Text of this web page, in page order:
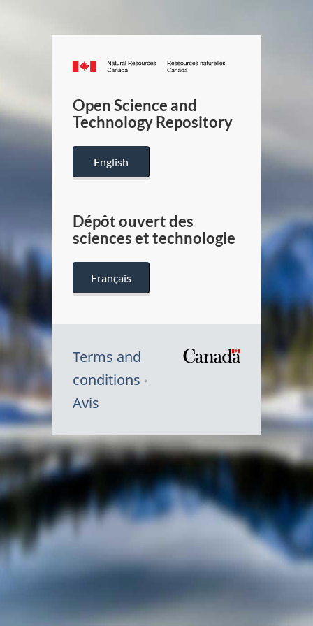
Canada.ca
/
Canada
Open Science and
Technology Repository
English
Dépôt ouvert des
sciences et technologie
Français
Terms and
conditions
Avis
Symbole
du
Canada